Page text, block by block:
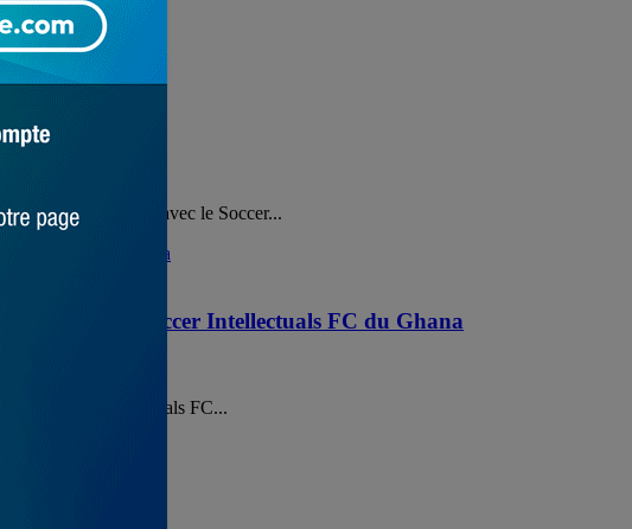
professionnel avec le Soccer...
valises à Soccer Intellectuals FC du Ghana
Soccer Intellectuals FC...